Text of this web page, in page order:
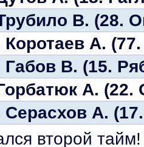
В. (28.
Коротаев А.
Габов В. (15.
А. (22.
Серасхов А.
второй тайм!